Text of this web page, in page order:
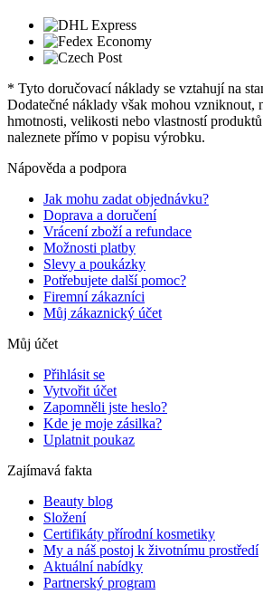
* Tyto doručovací náklady se vztahují na
Dodatečné náklady však mohou vzniknout,
hmotnosti, velikosti nebo vlastností
naleznete přímo v popisu výrobku.
Nápověda a podpora
Jak mohu zadat objednávku?
Doprava a doručení
Vrácení zboží a refundace
Možnosti platby
Slevy a poukázky
Potřebujete další pomoc?
Firemní zákazníci
Můj zákaznický účet
Můj účet
Přihlásit se
Vytvořit účet
Zapomněli jste heslo?
Kde je moje zásilka?
Uplatnit poukaz
Zajímavá fakta
Beauty blog
Složení
Certifikáty přírodní kosmetiky
My a náš postoj k životnímu prostředí
Aktuální nabídky
Partnerský program